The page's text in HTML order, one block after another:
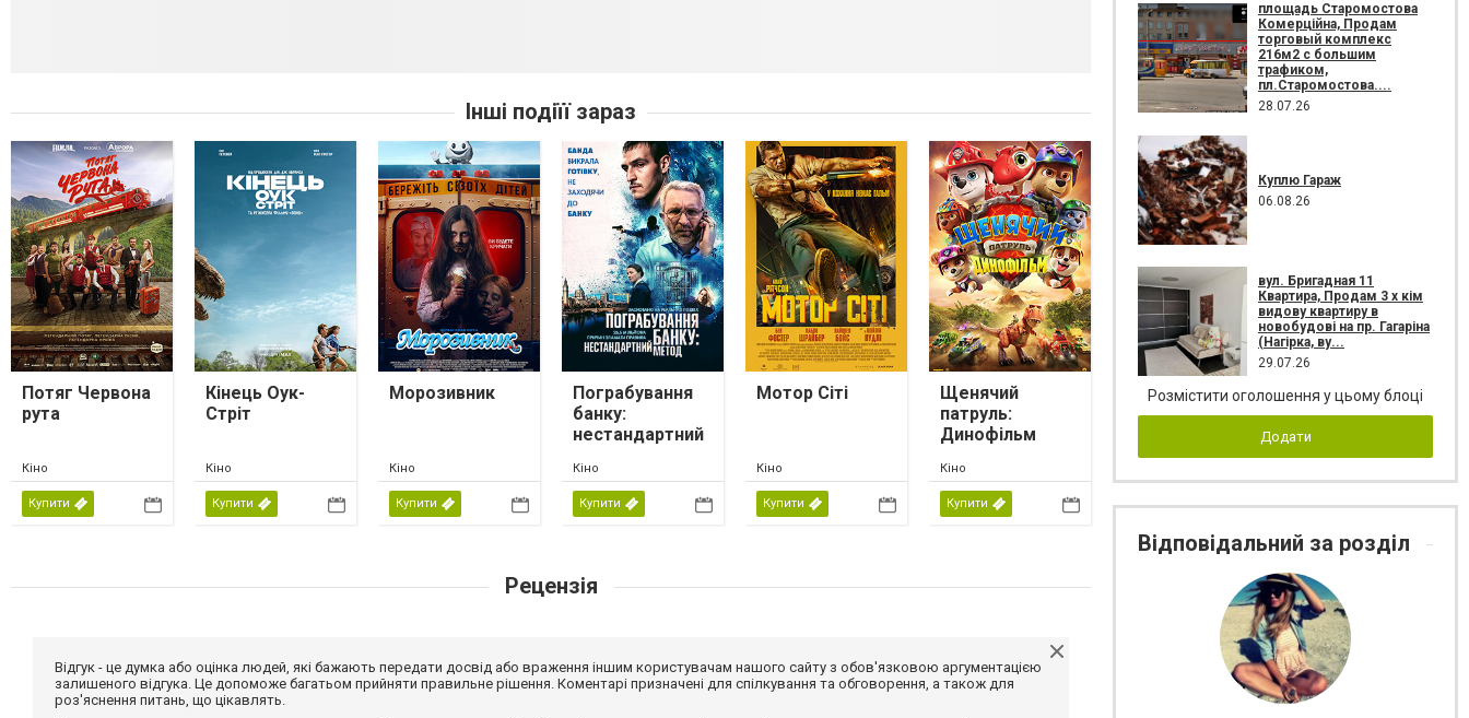
Інші подіїї зараз
Потяг Червона
рута
Кіно
Купити
Кінець Оук-
Стріт
Кіно
Купити
Морозивник
Кіно
Купити
Пограбування
банку:
нестандартний
Кіно
Купити
Мотор Сіті
Кіно
Купити
Щенячий
патруль:
Динофільм
Кіно
Купити
Рецензія
Відгук - це думка або оцінка людей, які бажають передати досвід або враження іншим користувачам нашого сайту з обов'язковою аргументацією
залишеного відгука. Це допоможе багатьом прийняти правильне рішення. Коментарі призначені для спілкування та обговорення, а також для
роз'яснення питань, що цікавлять.
площадь Старомостова
Комерційна, Продам
торговый комплекс
216м2 с большим
трафиком,
пл.Старомостова....
28.07.26
Куплю Гараж
06.08.26
вул. Бригадная 11
Квартира, Продам 3 х кім
видову квартиру в
новобудові на пр. Гагаріна
(Нагірка, ву...
29.07.26
Розмістити оголошення у цьому блоці
Додати
Відповідальний за розділ